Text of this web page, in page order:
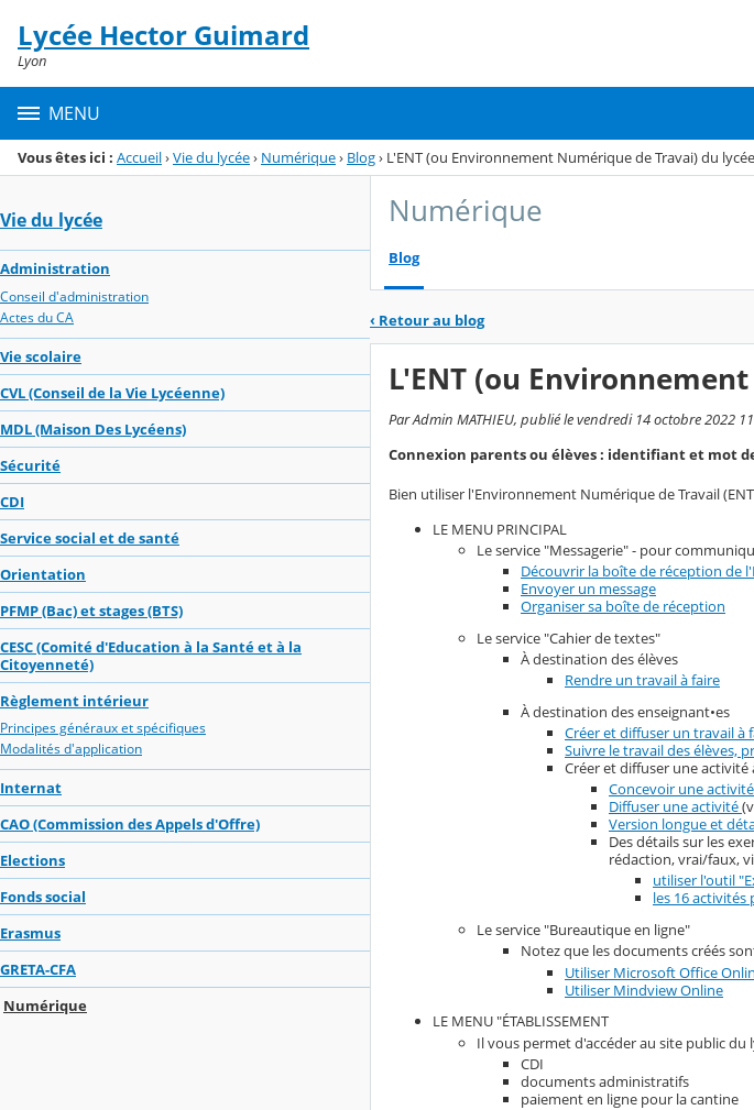
Menu de la rubrique
Contenu
Lycée Hector Guimard
Lyon
MENU
Vous êtes ici : Accueil›Vie du lycée› Numérique› Blog› L'ENT (ou Environnement Numérique de Travai) du
Vie du lycée
Administration
Conseil d'administration
Actes du CA
Vie scolaire
CVL (Conseil de la Vie Lycéenne)
MDL (Maison Des Lycéens)
Sécurité
CDI
Service social et de santé
Orientation
PFMP (Bac) et stages (BTS)
CESC (Comité d'Education à la Santé et à la
Citoyenneté)
Règlement intérieur
Principes généraux et spécifiques
Modalités d'application
Internat
CAO (Commission des Appels d'Offre)
Elections
Fonds social
Erasmus
GRETA-CFA
Numérique
Numérique
Blog
‹ Retour au blog
L'ENT (ou
Par Admin MATHIEU, publié le vendredi 14 octobre 2022
Connexion parents ou élèves : identifiant et mot
Bien utiliser l'Environnement Numérique de Travail
LE MENU PRINCIPAL
Le service "Messagerie" - pour
Découvrir la boîte de réception de
Envoyer un message
Organiser sa boîte de réception
Le service "Cahier de textes"
À destination des élèves
Rendre un travail à faire
À destination des enseignant•es
Créer et diffuser un travail à
Suivre le travail des élèves,
Créer et diffuser une
Concevoir une
Diffuser une activité
Version longue et
Des détails sur les
rédaction, vrai/faux,
utiliser l'outil
les 16 activités
Le service "Bureautique en ligne"
Notez que les documents créés
Utiliser Microsoft Office
Utiliser Mindview Online
LE MENU "ÉTABLISSEMENT
Il vous permet d'accéder au site public du
CDI
documents administratifs
paiement en ligne pour la cantine